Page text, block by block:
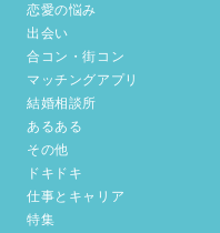
恋愛の悩み
出会い
合コン・街コン
マッチングアプリ
結婚相談所
あるある
その他
ドキドキ
仕事とキャリア
特集